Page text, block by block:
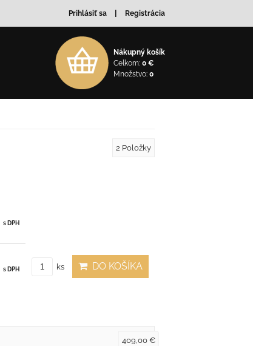
Prihlásiť sa Registrácia
Nákupný košík
Celkom: 0 €
Množstvo: 0
2 Položky
s DPH
s DPH ks DO KOŠÍKA
409,00 €